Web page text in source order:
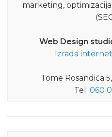
marketing,
Web Design
Izrada
Tome Rosandića
Tel: 060 0